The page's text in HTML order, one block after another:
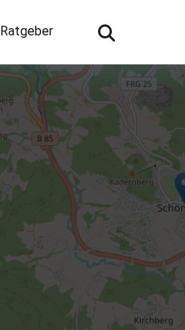
Ratgeber